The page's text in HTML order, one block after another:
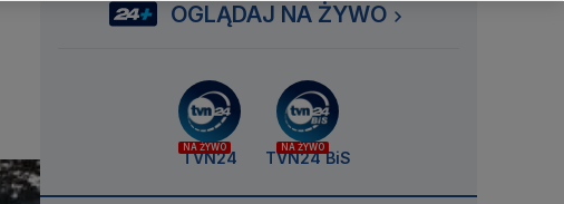
OGLĄDAJ NA ŻYWO
NA ŻYWO
TVN24
NA ŻYWO
TVN24 BiS